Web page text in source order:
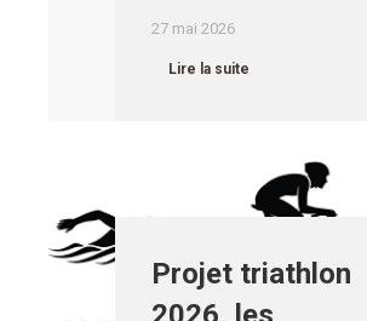
27 mai 2026
Lire la suite
Projet triathlon